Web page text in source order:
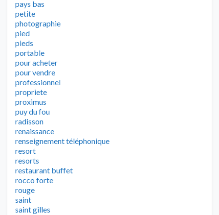
pays bas
petite
photographie
pied
pieds
portable
pour acheter
pour vendre
professionnel
propriete
proximus
puy du fou
radisson
renaissance
renseignement téléphonique
resort
resorts
restaurant buffet
rocco forte
rouge
saint
saint gilles